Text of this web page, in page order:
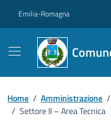
Emilia-Romagna
Home / Amministrazione /
/ Settore II – Area Tecnica